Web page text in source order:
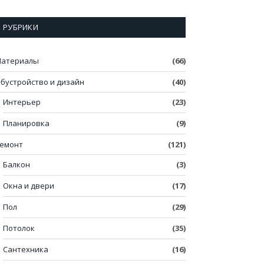
РУБРИКИ
(66)
и дизайн
(40)
Интерьер
(23)
Планировка
(9)
(121)
Балкон
(3)
Окна и двери
(17)
Пол
(29)
Потолок
(35)
Сантехника
(16)